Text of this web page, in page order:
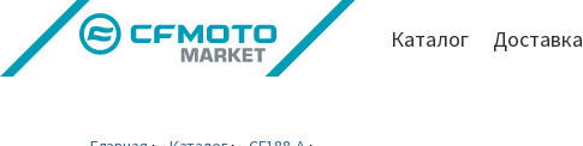
Каталог Доставка